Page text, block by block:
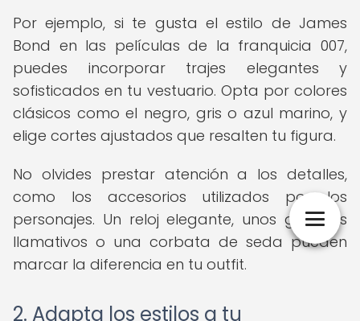
Por ejemplo, si te gusta el estilo de James
Bond en las películas de la franquicia 007,
puedes incorporar trajes elegantes y
sofisticados en tu vestuario. Opta por colores
clásicos como el negro, gris o azul marino, y
elige cortes ajustados que resalten tu figura.
No olvides prestar atención a los detalles,
como los accesorios utilizados por los
personajes. Un reloj elegante, unos gemelos
llamativos o una corbata de seda pueden
marcar la diferencia en tu outfit.
2. Adapta los estilos a tu